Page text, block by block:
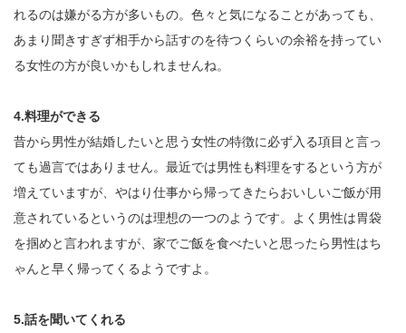
れるのは嫌がる方が多いもの。色々と気になることがあっても、
あまり聞きすぎず相手から話すのを待つくらいの余裕を持ってい
る女性の方が良いかもしれませんね。
4.料理ができる
昔から男性が結婚したいと思う女性の特徴に必ず入る項目と言っ
ても過言ではありません。最近では男性も料理をするという方が
増えていますが、やはり仕事から帰ってきたらおいしいご飯が用
意されているというのは理想の一つのようです。よく男性は胃袋
を掴めと言われますが、家でご飯を食べたいと思ったら男性はち
ゃんと早く帰ってくるようですよ。
5.話を聞いてくれる